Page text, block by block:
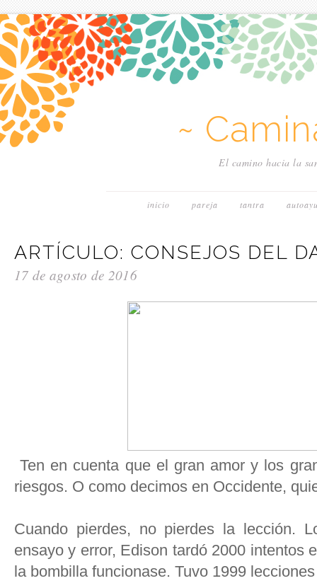
~
El camino hacia la
inicio pareja tantra
ARTÍCULO: CONSEJOS DEL
17 de agosto de 2016
Ten en cuenta que el gran amor y los
riesgos. O como decimos en Occidente,
Cuando pierdes, no pierdes la lección.
ensayo y error, Edison tardó 2000 intentos
la bombilla funcionase. Tuvo 1999